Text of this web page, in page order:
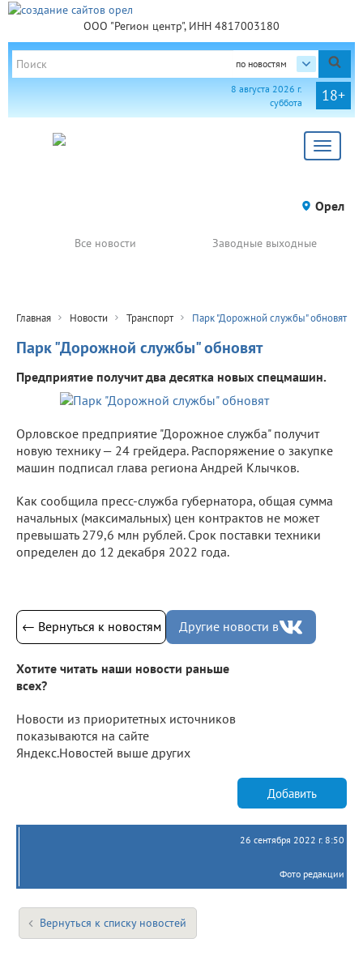
ООО "Регион центр", ИНН 4817003180
по новостям
18+
8 августа 2026 г.
суббота
Toggle
Орел
Все новости Заводные выходные
Главная Новости Транспорт Парк "Дорожной службы" обновят
Парк "Дорожной службы" обновят
Предприятие получит два десятка новых спецмашин.
Орловское предприятие "Дорожное служба" получит
новую технику — 24 грейдера. Распоряжение о закупке
машин подписал глава региона Андрей Клычков.
Как сообщила пресс-служба губернатора, общая сумма
начальных (максимальных) цен контрактов не может
превышать 279,6 млн рублей. Срок поставки техники
определен до 12 декабря 2022 года.
← Вернуться к новостям Другие новости в
Хотите читать наши новости раньше
всех?
Новости из приоритетных источников
показываются на сайте
Яндекс.Новостей выше других
Добавить
26 сентября 2022 г. 8:50
Фото редакции
Вернуться к списку новостей